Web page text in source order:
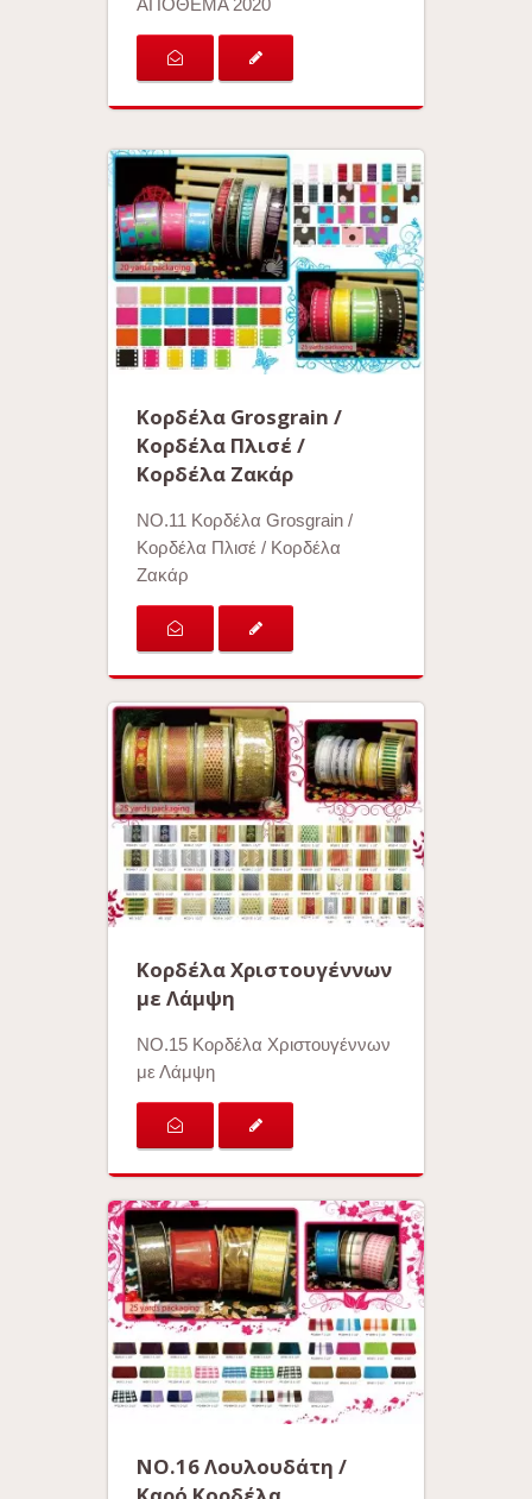
ΑΠΟΘΕΜΑ 2020
Κορδέλα Grosgrain /
Κορδέλα Πλισέ /
Κορδέλα Ζακάρ
ΝΟ.11 Κορδέλα Grosgrain /
Κορδέλα Πλισέ / Κορδέλα
Ζακάρ
Κορδέλα Χριστουγέννων
με Λάμψη
ΝΟ.15 Κορδέλα Χριστουγέννων
με Λάμψη
ΝΟ.16 Λουλουδάτη /